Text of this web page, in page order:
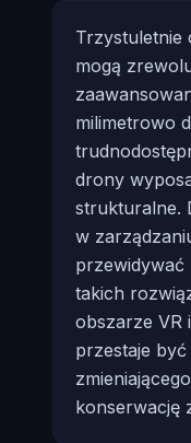
Trzystuletnie
mogą
milimetrowo
drony
strukturalne.
w
przewidywać
takich
obszarze VR
przestaje
konserwację